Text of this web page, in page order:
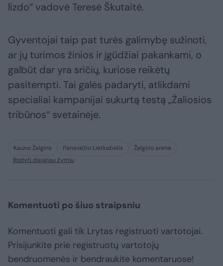
lizdo“ vadovė Teresė Škutaitė.
Gyventojai taip pat turės galimybę sužinoti,
ar jų turimos žinios ir įgūdžiai pakankami, o
galbūt dar yra sričių, kuriose reikėtų
pasitempti. Tai galės padaryti, atlikdami
specialiai kampanijai sukurtą testą „Žaliosios
tribūnos“ svetainėje.
Kauno Žalgiris Panevėžio Lietkabelis
Žalgirio arena
Rodyti daugiau žymių
Komentuoti po šiuo straipsniu
Komentuoti gali tik Lrytas registruoti vartotojai.
Prisijunkite prie registruotų vartotojų
bendruomenės ir bendraukite komentaruose!